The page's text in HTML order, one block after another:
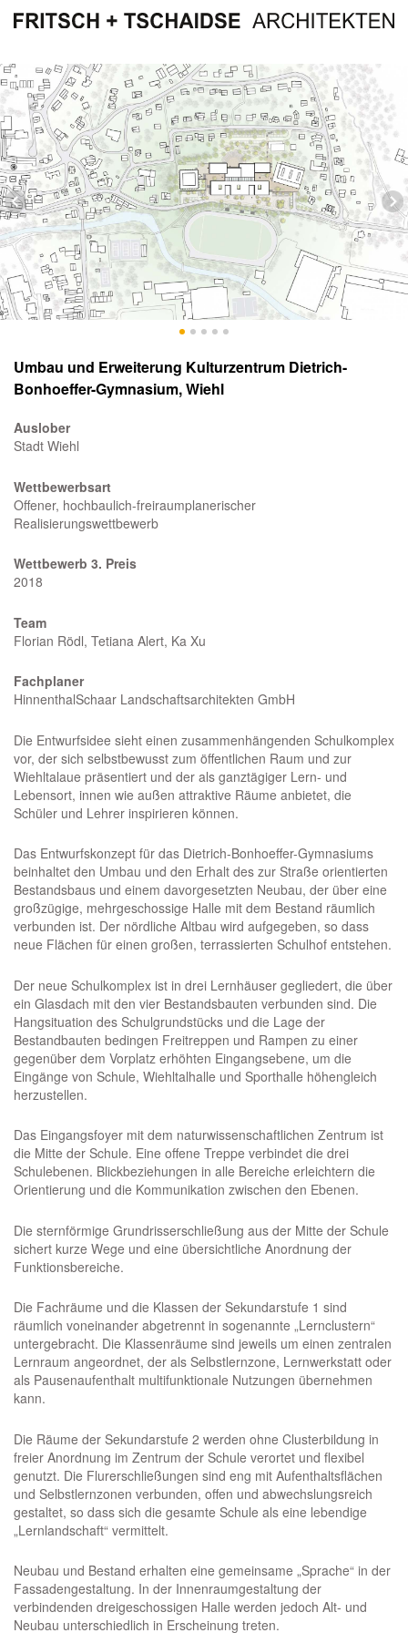
Umbau und Erweiterung Kulturzentrum Dietrich-
Bonhoeffer-Gymnasium, Wiehl
Auslober
Stadt Wiehl
Wettbewerbsart
Offener, hochbaulich-freiraumplanerischer
Realisierungswettbewerb
Wettbewerb 3. Preis
2018
Team
Florian Rödl, Tetiana Alert, Ka Xu
Fachplaner
HinnenthalSchaar Landschaftsarchitekten GmbH
Die Entwurfsidee sieht einen zusammenhängenden Schulkomplex
vor, der sich selbstbewusst zum öffentlichen Raum und zur
Wiehltalaue präsentiert und der als ganztägiger Lern- und
Lebensort, innen wie außen attraktive Räume anbietet, die
Schüler und Lehrer inspirieren können.
Das Entwurfskonzept für das Dietrich-Bonhoeffer-Gymnasiums
beinhaltet den Umbau und den Erhalt des zur Straße orientierten
Bestandsbaus und einem davorgesetzten Neubau, der über eine
großzügige, mehrgeschossige Halle mit dem Bestand räumlich
verbunden ist. Der nördliche Altbau wird aufgegeben, so dass
neue Flächen für einen großen, terrassierten Schulhof entstehen.
Der neue Schulkomplex ist in drei Lernhäuser gegliedert, die über
ein Glasdach mit den vier Bestandsbauten verbunden sind. Die
Hangsituation des Schulgrundstücks und die Lage der
Bestandbauten bedingen Freitreppen und Rampen zu einer
gegenüber dem Vorplatz erhöhten Eingangsebene, um die
Eingänge von Schule, Wiehltalhalle und Sporthalle höhengleich
herzustellen.
Das Eingangsfoyer mit dem naturwissenschaftlichen Zentrum ist
die Mitte der Schule. Eine offene Treppe verbindet die drei
Schulebenen. Blickbeziehungen in alle Bereiche erleichtern die
Orientierung und die Kommunikation zwischen den Ebenen.
Die sternförmige Grundrisserschließung aus der Mitte der Schule
sichert kurze Wege und eine übersichtliche Anordnung der
Funktionsbereiche.
Die Fachräume und die Klassen der Sekundarstufe 1 sind
räumlich voneinander abgetrennt in sogenannte „Lernclustern“
untergebracht. Die Klassenräume sind jeweils um einen zentralen
Lernraum angeordnet, der als Selbstlernzone, Lernwerkstatt oder
als Pausenaufenthalt multifunktionale Nutzungen übernehmen
kann.
Die Räume der Sekundarstufe 2 werden ohne Clusterbildung in
freier Anordnung im Zentrum der Schule verortet und flexibel
genutzt. Die Flurerschließungen sind eng mit Aufenthaltsflächen
und Selbstlernzonen verbunden, offen und abwechslungsreich
gestaltet, so dass sich die gesamte Schule als eine lebendige
„Lernlandschaft“ vermittelt.
Neubau und Bestand erhalten eine gemeinsame „Sprache“ in der
Fassadengestaltung. In der Innenraumgestaltung der
verbindenden dreigeschossigen Halle werden jedoch Alt- und
Neubau unterschiedlich in Erscheinung treten.